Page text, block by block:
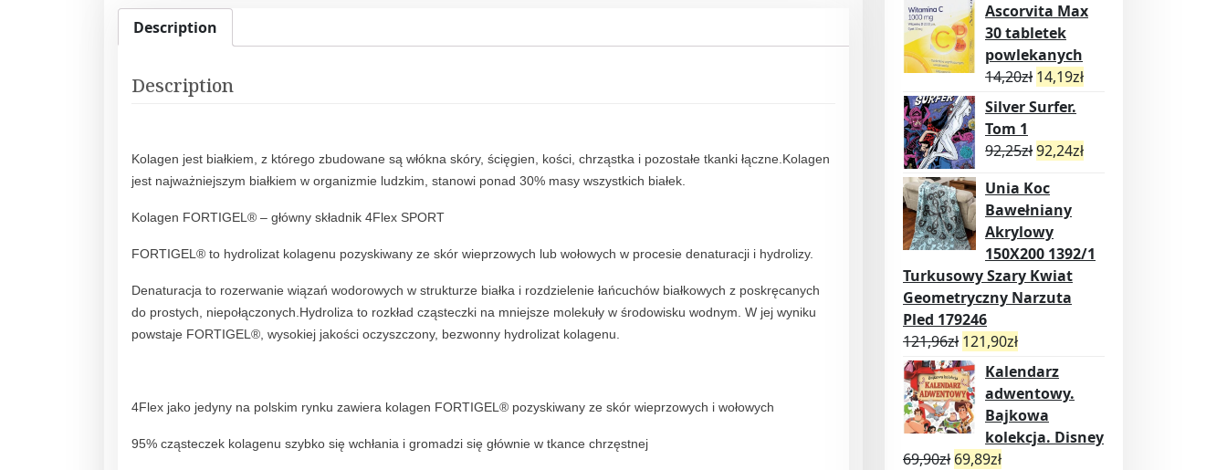
t
s
n
t
Description
Description
Kolagen jest białkiem, z którego zbudowane są włókna skóry, ścięgien, kości, chrząstka i pozostałe tkanki łączne.Kolagen
jest najważniejszym białkiem w organizmie ludzkim, stanowi ponad 30% masy wszystkich białek.
Kolagen FORTIGEL® – główny składnik 4Flex SPORT
FORTIGEL® to hydrolizat kolagenu pozyskiwany ze skór wieprzowych lub wołowych w procesie denaturacji i hydrolizy.
Denaturacja to rozerwanie wiązań wodorowych w strukturze białka i rozdzielenie łańcuchów białkowych z poskręcanych
do prostych, niepołączonych.Hydroliza to rozkład cząsteczki na mniejsze molekuły w środowisku wodnym. W jej wyniku
powstaje FORTIGEL®, wysokiej jakości oczyszczony, bezwonny hydrolizat kolagenu.
4Flex jako jedyny na polskim rynku zawiera kolagen FORTIGEL® pozyskiwany ze skór wieprzowych i wołowych
95% cząsteczek kolagenu szybko się wchłania i gromadzi się głównie w tkance chrzęstnej
Ascorvita Max
30 tabletek
powlekanych
14,20zł 14,19zł
Silver Surfer.
Tom 1
92,25zł92,24zł
Unia Koc
Bawełniany
Akrylowy
150X200 1392/1
Turkusowy Szary Kwiat
Geometryczny Narzuta
Pled 179246
121,96zł 121,90zł
Kalendarz
adwentowy.
Bajkowa
kolekcja. Disney
69,90zł 69,89zł